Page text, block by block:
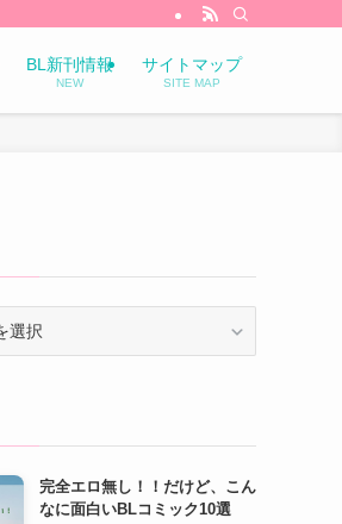
BL新刊情報
NEW
サイトマップ
SITE MAP
完全エロ無し！！だけど、こん
なに面白いBLコミック10選